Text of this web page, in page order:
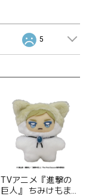
5
TVアニメ『進撃の
巨人』 ちみけもます